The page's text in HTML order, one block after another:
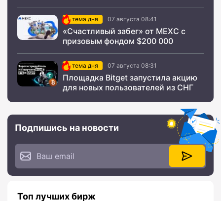
тема дня 07 августа 08:41
«Счастливый забег» от MEXC с
призовым фондом $200 000
тема дня 07 августа 08:31
Площадка Bitget запустила акцию
для новых пользователей из СНГ
Подпишись на новости
Топ лучших бирж